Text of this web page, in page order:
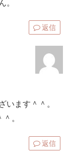
。
返信
います＾＾。
。
返信